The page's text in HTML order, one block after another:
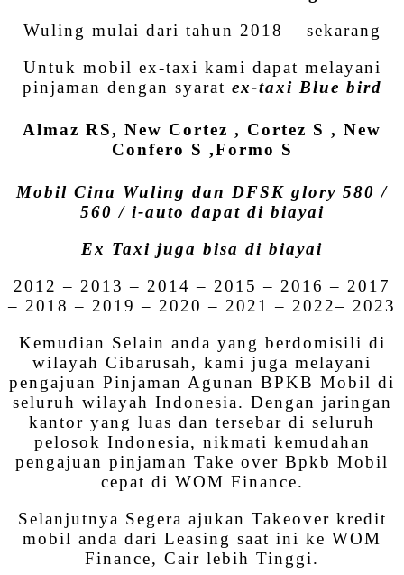
Wuling mulai dari tahun 2018 – sekarang
Untuk mobil ex-taxi kami dapat melayani
pinjaman dengan syarat ex-taxi Blue bird
Almaz RS, New Cortez , Cortez S , New
Confero S ,Formo S
Mobil Cina Wuling dan DFSK glory 580 /
560 / i-auto dapat di biayai
Ex Taxi juga bisa di biayai
2012 – 2013 – 2014 – 2015 – 2016 – 2017
– 2018 – 2019 – 2020 – 2021 – 2022– 2023
Kemudian Selain anda yang berdomisili di
wilayah Cibarusah, kami juga melayani
pengajuan Pinjaman Agunan BPKB Mobil di
seluruh wilayah Indonesia. Dengan jaringan
kantor yang luas dan tersebar di seluruh
pelosok Indonesia, nikmati kemudahan
pengajuan pinjaman Take over Bpkb Mobil
cepat di WOM Finance.
Selanjutnya Segera ajukan Takeover kredit
mobil anda dari Leasing saat ini ke WOM
Finance, Cair lebih Tinggi.